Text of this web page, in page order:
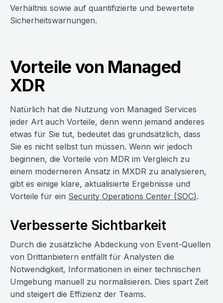
Verhältnis sowie auf quantifizierte und bewertete
Sicherheitswarnungen.
Vorteile von Managed
XDR
Natürlich hat die Nutzung von Managed Services
jeder Art auch Vorteile, denn wenn jemand anderes
etwas für Sie tut, bedeutet das grundsätzlich, dass
Sie es nicht selbst tun müssen. Wenn wir jedoch
beginnen, die Vorteile von MDR im Vergleich zu
einem moderneren Ansatz in MXDR zu analysieren,
gibt es einige klare, aktualisierte Ergebnisse und
Vorteile für ein Security Operations Center (SOC).
Verbesserte Sichtbarkeit
Durch die zusätzliche Abdeckung von Event-Quellen
von Drittanbietern entfällt für Analysten die
Notwendigkeit, Informationen in einer technischen
Umgebung manuell zu normalisieren. Dies spart Zeit
und steigert die Effizienz der Teams.